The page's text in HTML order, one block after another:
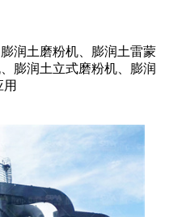
润土磨粉机、膨润土雷蒙
膨润土立式磨粉机、膨润